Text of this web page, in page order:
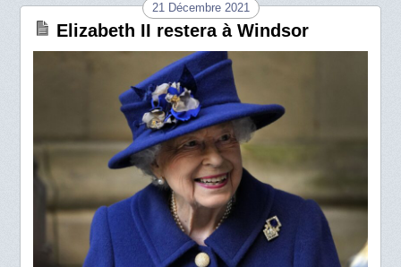
21 Décembre 2021
Elizabeth II restera à Windsor